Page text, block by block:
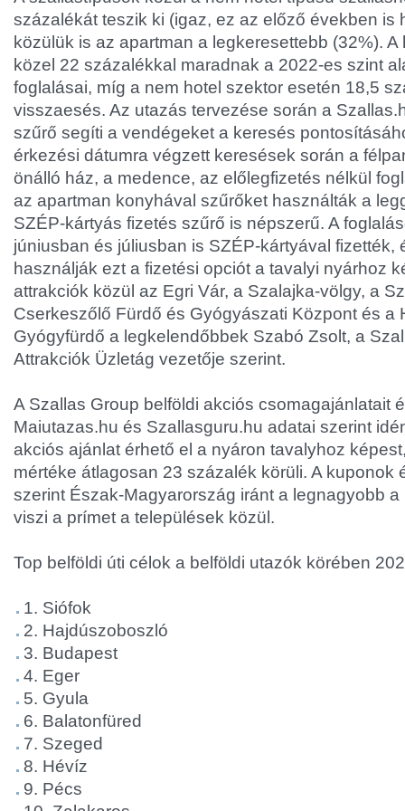
százalékát teszik ki (igaz, ez az előző években is
közülük is az apartman a legkeresettebb (32%).
közel 22 százalékkal maradnak a 2022-es szint
foglalásai, míg a nem hotel szektor esetén 18,5
visszaesés. Az utazás tervezése során a
szűrő segíti a vendégeket a keresés
érkezési dátumra végzett keresések során a
önálló ház, a medence, az előlegfizetés nélkül
az apartman konyhával szűrőket használták a
SZÉP-kártyás fizetés szűrő is népszerű. A
júniusban és júliusban is SZÉP-kártyával fizették,
használják ezt a fizetési opciót a tavalyi nyárhoz
attrakciók közül az Egri Vár, a Szalajka-völgy, a
Cserkeszőlő Fürdő és Gyógyászati Központ és a
Gyógyfürdő a legkelendőbbek Szabó Zsolt, a
Attrakciók Üzletág vezetője szerint.
A Szallas Group belföldi akciós csomagajánlatait
Maiutazas.hu és Szallasguru.hu adatai szerint
akciós ajánlat érhető el a nyáron tavalyhoz
mértéke átlagosan 23 százalék körüli. A kuponok
szerint Észak-Magyarország iránt a legnagyobb
viszi a prímet a települések közül.
Top belföldi úti célok a belföldi utazók körében
1. Siófok
2. Hajdúszoboszló
3. Budapest
4. Eger
5. Gyula
6. Balatonfüred
7. Szeged
8. Hévíz
9. Pécs